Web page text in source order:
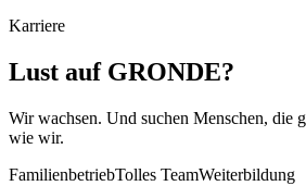
Karriere
Lust auf GRONDE?
Wir wachsen. Und suchen Menschen, die
wie wir.
FamilienbetriebTolles TeamWeiterbildung